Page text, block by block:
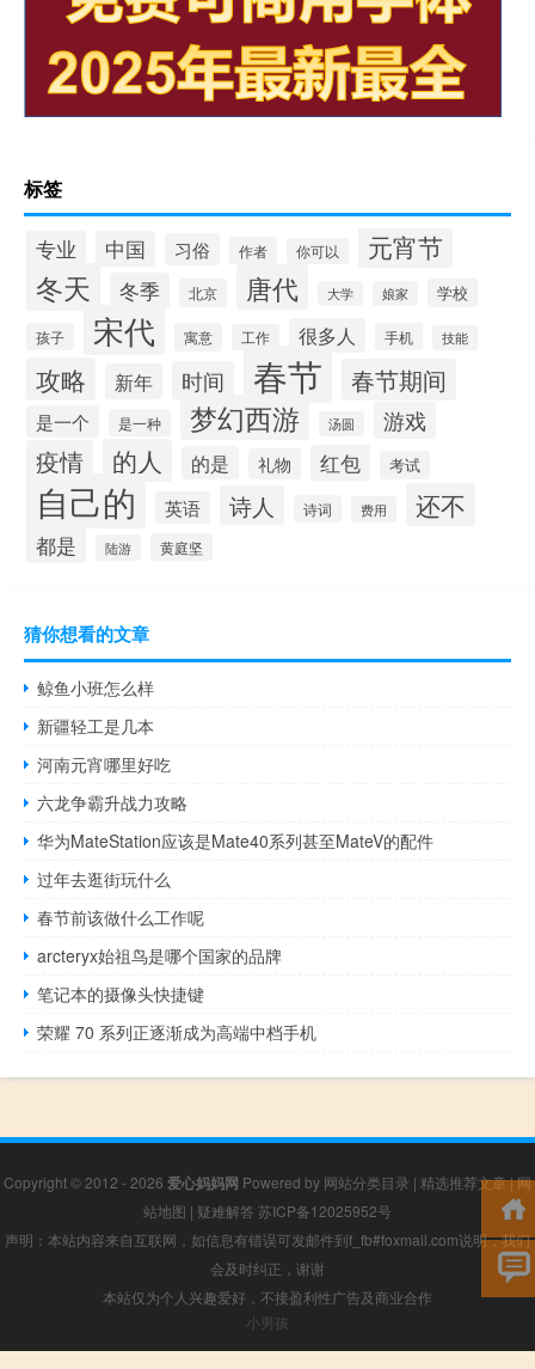
标签
专业 中国 习俗 作者 你可以 元宵节
冬天 冬季 北京 唐代 大学 娘家 学校
孩子 宋代 寓意 工作 很多人 手机 技能
攻略 新年 时间 春节 春节期间
是一个 是一种 梦幻西游 汤圆 游戏
疫情 的人 的是 礼物 红包 考试
自己的 英语 诗人 诗词 费用 还不
都是 陆游 黄庭坚
猜你想看的文章
鲸鱼小班怎么样
新疆轻工是几本
河南元宵哪里好吃
六龙争霸升战力攻略
华为MateStation应该是Mate40系列甚至MateV的配件
过年去逛街玩什么
春节前该做什么工作呢
arcteryx始祖鸟是哪个国家的品牌
笔记本的摄像头快捷键
荣耀 70 系列正逐渐成为高端中档手机
Copyright © 2012 - 2026 爱心妈妈网 Powered by 网站分类目录 | 精选推荐文章|网
站地图 | 疑难解答 苏ICP备12025952号
声明：本站内容来自互联网，如信息有错误可发邮件到f_fb#foxmail.com说明，我们
会及时纠正，谢谢
本站仅为个人兴趣爱好，不接盈利性广告及商业合作
小男孩